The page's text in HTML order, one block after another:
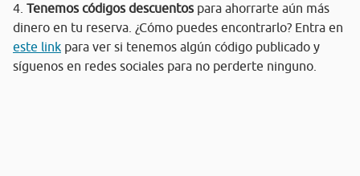
4. Tenemos códigos descuentos para ahorrarte aún más
dinero en tu reserva. ¿Cómo puedes encontrarlo? Entra en
este link para ver si tenemos algún código publicado y
síguenos en redes sociales para no perderte ninguno.